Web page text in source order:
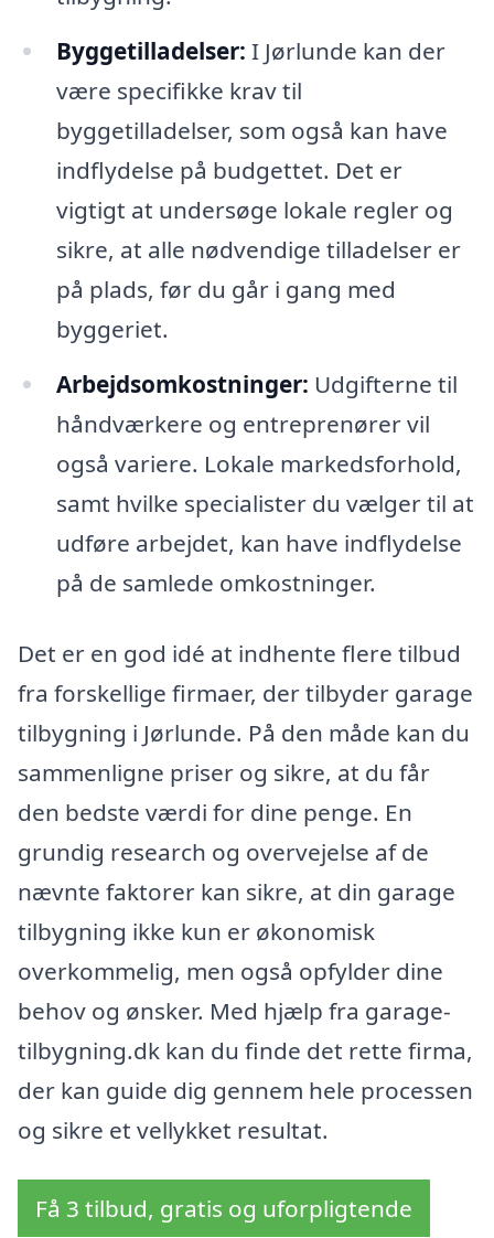
Byggetilladelser: I Jørlunde kan der
være specifikke krav til
byggetilladelser, som også kan have
indflydelse på budgettet. Det er
vigtigt at undersøge lokale regler og
sikre, at alle nødvendige tilladelser er
på plads, før du går i gang med
byggeriet.
Arbejdsomkostninger: Udgifterne til
håndværkere og entreprenører vil
også variere. Lokale markedsforhold,
samt hvilke specialister du vælger til at
udføre arbejdet, kan have indflydelse
på de samlede omkostninger.
Det er en god idé at indhente flere tilbud
fra forskellige firmaer, der tilbyder garage
tilbygning i Jørlunde. På den måde kan du
sammenligne priser og sikre, at du får
den bedste værdi for dine penge. En
grundig research og overvejelse af de
nævnte faktorer kan sikre, at din garage
tilbygning ikke kun er økonomisk
overkommelig, men også opfylder dine
behov og ønsker. Med hjælp fra garage-
tilbygning.dk kan du finde det rette firma,
der kan guide dig gennem hele processen
og sikre et vellykket resultat.
Få 3 tilbud, gratis og uforpligtende